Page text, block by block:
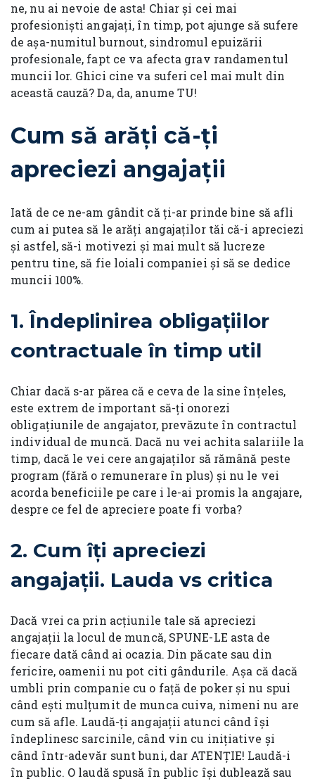
ne, nu ai nevoie de asta! Chiar și cei mai
profesioniști angajați, în timp, pot ajunge să sufere
de așa-numitul burnout, sindromul epuizării
profesionale, fapt ce va afecta grav randamentul
muncii lor. Ghici cine va suferi cel mai mult din
această cauză? Da, da, anume TU!
Cum să arăți că-ți
apreciezi angajații
Iată de ce ne-am gândit că ți-ar prinde bine să afli
cum ai putea să le arăți angajaților tăi că-i apreciezi
și astfel, să-i motivezi și mai mult să lucreze
pentru tine, să fie loiali companiei și să se dedice
muncii 100%.
1.Îndeplinirea obligațiilor
contractuale în timp util
Chiar dacă s-ar părea că e ceva de la sine înțeles,
este extrem de important să-ți onorezi
obligațiunile de angajator, prevăzute în contractul
individual de muncă. Dacă nu vei achita salariile la
timp, dacă le vei cere angajaților să rămână peste
program (fără o remunerare în plus) și nu le vei
acorda beneficiile pe care i le-ai promis la angajare,
despre ce fel de apreciere poate fi vorba?
2. Cum îți apreciezi
angajații. Lauda vs critica
Dacă vrei ca prin acțiunile tale să apreciezi
angajații la locul de muncă, SPUNE-LE asta de
fiecare dată când ai ocazia. Din păcate sau din
fericire, oamenii nu pot citi gândurile. Așa că dacă
umbli prin companie cu o față de poker și nu spui
când ești mulțumit de munca cuiva, nimeni nu are
cum să afle. Laudă-ți angajații atunci când își
îndeplinesc sarcinile, când vin cu inițiative și
când într-adevăr sunt buni, dar ATENȚIE! Laudă-i
în public. O laudă spusă în public își dublează sau